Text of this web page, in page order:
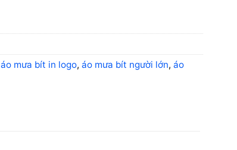
áo mưa bít in logo, áo mưa bít người lớn, áo